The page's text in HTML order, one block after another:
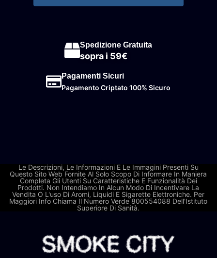
Spedizione Gratuita
sopra i 59€
Pagamenti Sicuri
Pagamento Criptato 100% Sicuro
Le Descrizioni, Le Informazioni E Le Immagini Presenti Su
Questo Sito Web Fornite Al Solo Scopo Di Informare In Maniera
Completa Gli Utenti Su Caratteristiche E Funzionalità Dei
Prodotti. Non Intendiamo In Alcun Modo Di Incentivare La
Vendita O L'uso Di Aromi, Liquidi E Sigarette Elettroniche. Per
Maggiori Info Chiama Il Numero Verde 800554088 Dell'Istituto
Superiore Di Sanità.